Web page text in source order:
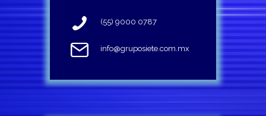
(55) 9000 0787
info@gruposiete.com.mx